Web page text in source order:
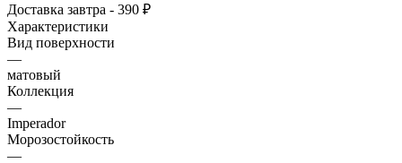
Доставка завтра - 390 ₽
Характеристики
Вид поверхности
—
матовый
Коллекция
—
Imperador
Морозостойкость
—